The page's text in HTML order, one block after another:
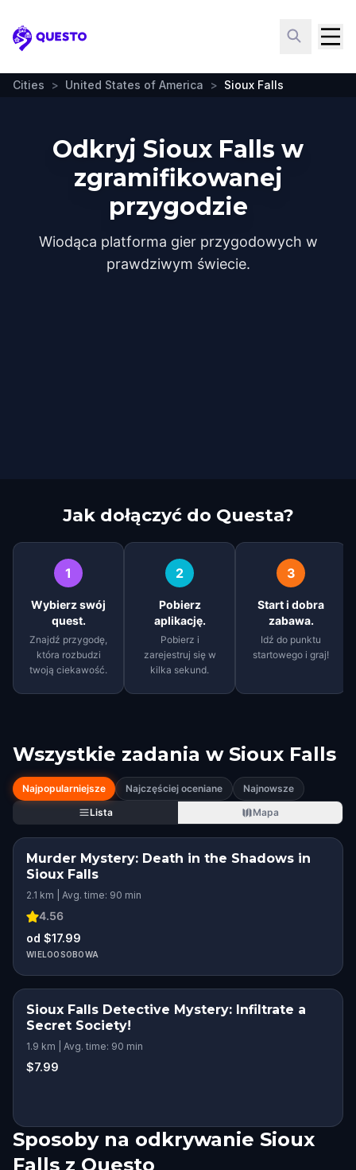
Questo
Cities > United States of America > Sioux Falls
Odkryj Sioux Falls w
zgramifikowanej
przygodzie
Wiodąca platforma gier przygodowych w
prawdziwym świecie.
Jak dołączyć do Questa?
1
Wybierz swój
quest.
Znajdź przygodę,
która rozbudzi
twoją ciekawość.
2
Pobierz
aplikację.
Pobierz i
zarejestruj się w
kilka sekund.
3
Start i dobra
zabawa.
Idź do punktu
startowego i graj!
Wszystkie zadania w Sioux Falls
Najpopularniejsze Najczęściej oceniane
Najnowsze
Lista
Mapa
Murder Mystery: Death in the Shadows in
Sioux Falls
2.1 km | Avg. time: 90 min
4.56
od $17.99
WIELOOSOBOWA
Sioux Falls Detective Mystery: Infiltrate a
Secret Society!
1.9 km | Avg. time: 90 min
$7.99
Sposoby na odkrywanie Sioux
Falls z Questo